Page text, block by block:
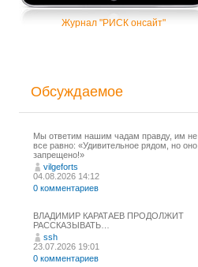
Журнал "РИСК онсайт"
Обсуждаемое
Мы ответим нашим чадам правду, им не
все равно: «Удивительное рядом, но оно
запрещено!»
vilgeforts
04.08.2026 14:12
0 комментариев
ВЛАДИМИР КАРАТАЕВ ПРОДОЛЖИТ
РАССКАЗЫВАТЬ…
ssh
23.07.2026 19:01
0 комментариев